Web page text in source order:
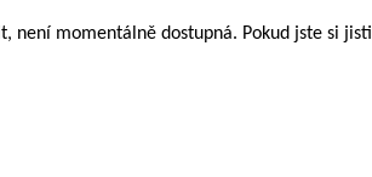
není momentálně dostupná. Pokud jste si jisti